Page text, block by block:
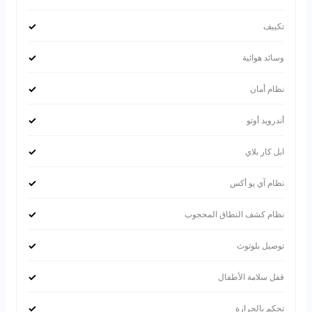
تكييف ✓
وسائد هوائية ✓
نظام أمان ✓
أندرويد أوتو ✓
ابل كار بلاي ✓
نظام آي يو أكس ✓
نظام كشف النطاق المحجوب ✓
توصيل بلوتوث ✓
قفل سلامة الأطفال ✓
تحكم بالحرارة ✓